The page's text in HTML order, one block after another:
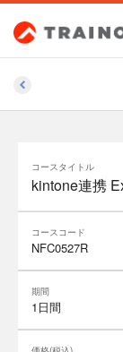
コースタイトル
kintone連携
コースコード
NFC0527R
期間
1日間